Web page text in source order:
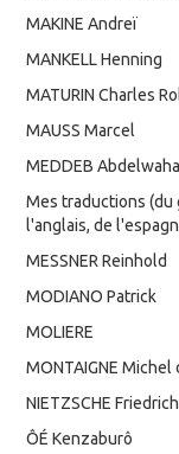
MAKINE Andreï
MANKELL Henning
MATURIN Charles
MAUSS Marcel
MEDDEB
Mes traductions (du
l'anglais, de
MESSNER Reinhold
MODIANO Patrick
MOLIERE
MONTAIGNE Michel
NIETZSCHE Friedrich
ÔÉ Kenzaburô